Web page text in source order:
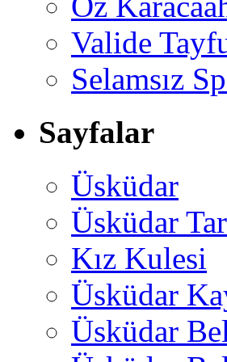
Valide
Selamsız
Sayfalar
Üsküdar
Üsküdar
Kız Kulesi
Üsküdar
Üsküdar